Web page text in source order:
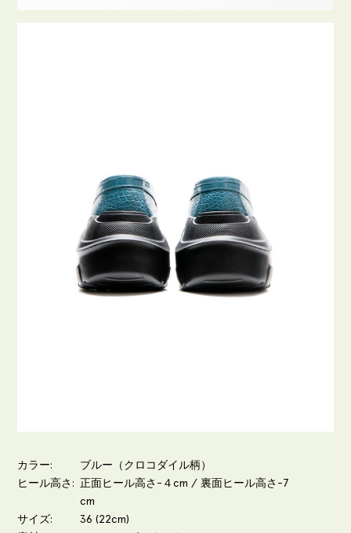
カラー
ブルー（クロコダイル柄）
ヒール高さ
正面ヒール高さ-４cm / 裏面ヒール高さ-7
cm
サイズ
36 (22cm)